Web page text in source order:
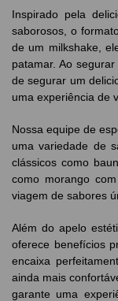
Inspirado pela
saborosos, o
de um milkshake,
patamar. Ao
de segurar um
uma experiência de
Nossa equipe de
uma variedade de
clássicos como
como morango
viagem de sabores
Além do apelo
oferece benefícios
encaixa
ainda mais
garante uma